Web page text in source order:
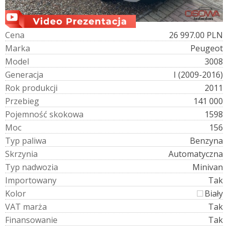
Cena
26 997.00 PLN
Marka
Peugeot
Model
3008
Generacja
I (2009-2016)
Rok produkcji
2011
Przebieg
141 000
Pojemność skokowa
1598
Moc
156
Typ paliwa
Benzyna
Skrzynia
Automatyczna
Typ nadwozia
Minivan
Importowany
Tak
Kolor
Biały
VAT marża
Tak
Finansowanie
Tak